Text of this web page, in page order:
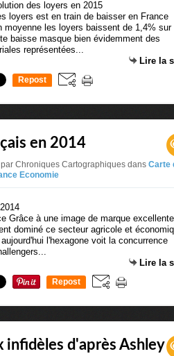
loyers est en train de baisser en France
moyenne les loyers baissent de 1,4% sur
baisse masque bien évidemment des
représentées...
Lire la
Repost
en 2014
Chroniques Cartographiques dans Carte
Economie
Grâce à une image de marque
dominé ce secteur agricole et
l'hexagone voit la concurrence
Lire la
Repost
infidèles d'après Ashley